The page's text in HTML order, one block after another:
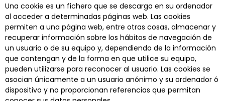
Una cookie es un fichero que se descarga en su ordenador
al acceder a determinadas páginas web. Las cookies
permiten a una página web, entre otras cosas, almacenar y
recuperar información sobre los hábitos de navegación de
un usuario o de su equipo y, dependiendo de la información
que contengan y de la forma en que utilice su equipo,
pueden utilizarse para reconocer al usuario. Las cookies se
asocian únicamente a un usuario anónimo y su ordenador ó
dispositivo y no proporcionan referencias que permitan